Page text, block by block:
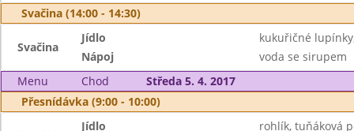
Svačina (14:00 - 14:30)
Svačina
Jídlo
kukuřičné
Nápoj
voda se sirupem
Menu
Chod
Středa 5. 4. 2017
Přesnídávka (9:00 - 10:00)
Jídlo
rohlík, tuňáková